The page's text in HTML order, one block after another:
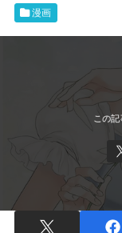
漫画